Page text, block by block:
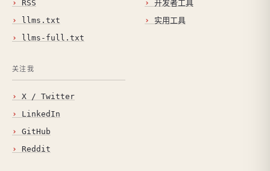
RSS
llms.txt
llms-full.txt
开发者工具
实用工具
关注我
X / Twitter
LinkedIn
GitHub
Reddit